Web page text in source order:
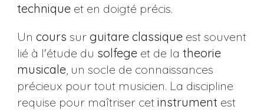
techniqueet en doigté précis.
Un cours sur guitare classiqueest souvent
lié à l'étude du solfegeet de la theorie
musicale, un socle de connaissances
précieux pour tout musicien. La discipline
requise pour maîtriser cet instrument est